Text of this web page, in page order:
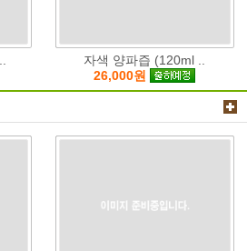
자색 양파즙 (120ml ..
26,000원